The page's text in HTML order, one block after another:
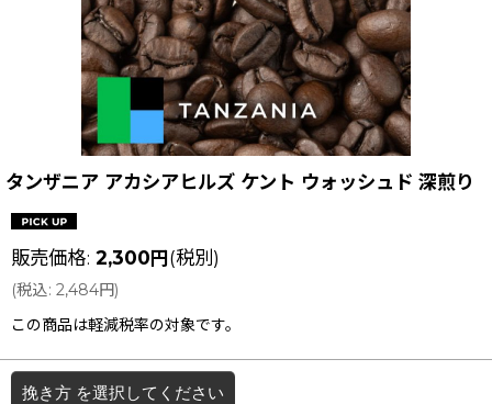
タンザニア アカシアヒルズ ケント ウォッシュド 深煎り
販売価格: 2,300円(税別)
(税込: 2,484円)
この商品は軽減税率の対象です。
挽き方 を選択してください